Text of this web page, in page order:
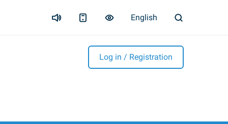
English
Log in / Registration